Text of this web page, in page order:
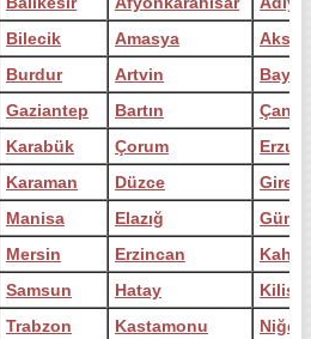
Bilecik Amasya
Burdur Artvin
Gaziantep Bartın
Karabük Çorum
Karaman Düzce
Manisa Elazığ
Mersin Erzincan
Samsun Hatay
Kilis
Trabzon Kastamonu
Niğde